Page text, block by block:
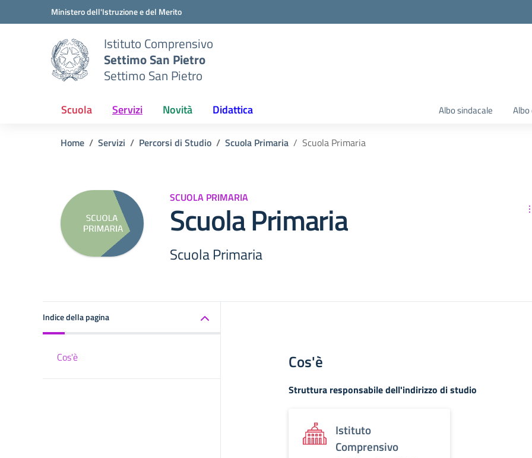
Vai ai contenuti
Vai al menu di navigazioneMinistero dell'Istruzione e del Merito
Istituto Comprensivo
Settimo San Pietro
Settimo San Pietro
Scuola Servizi Novità Didattica Albo sindacale Albo
Home Servizi Percorsi di Studio Scuola Primaria Scuola Primaria
SCUOLA PRIMARIA
Scuola Primaria
Scuola Primaria
Indice della pagina
Cos'è Cos'è
Struttura responsabile dell'indirizzo di studio
Istituto
Comprensivo